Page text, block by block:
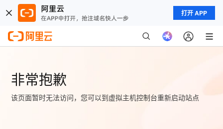
打开 APP
非常抱歉
该页面暂时无法访问，您可以到虚拟主机控制台重新启动站点